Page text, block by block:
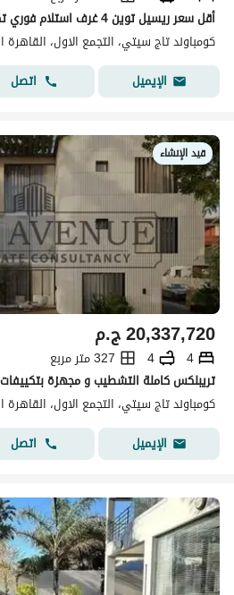
كومباوند تاج سيتي، التجمع الاول، القاهرة
الإيميل
اتصل
قيد الإنشاء
ج.م20,337,720
4
4
327 متر مربع
كومباوند تاج سيتي، التجمع الاول، القاهرة
الإيميل
اتصل